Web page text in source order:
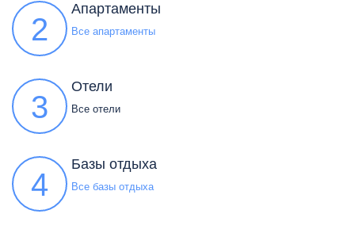
2
Апартаменты
Все апартаменты
3
Отели
Все отели
4
Базы отдыха
Все базы отдыха